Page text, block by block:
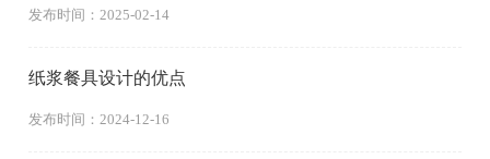
发布时间：2025-02-14
纸浆餐具设计的优点
发布时间：2024-12-16